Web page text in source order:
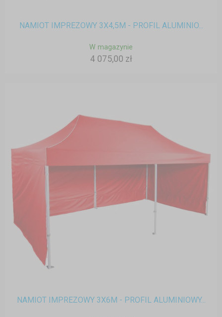
NAMIOT IMPREZOWY 3X4,5M - PROFIL ALUMINIO...
W magazynie
4 075,00 zł
NAMIOT IMPREZOWY 3X6M - PROFIL ALUMINIOWY...